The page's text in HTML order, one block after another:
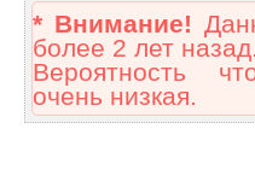
* Внимание!
более 2 лет назад.
Вероятность
очень низкая.